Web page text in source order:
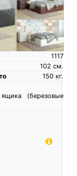
1117
см.
102
кг.
150
(березовые